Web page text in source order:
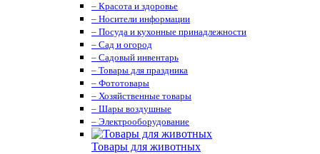
– Красота и здоровье
– Носители информации
– Посуда и кухонные принадлежности
– Сад и огород
– Садовый инвентарь
– Товары для праздника
– Фототовары
– Хозяйственные товары
– Шары воздушные
– Электрооборудование
Товары для животных